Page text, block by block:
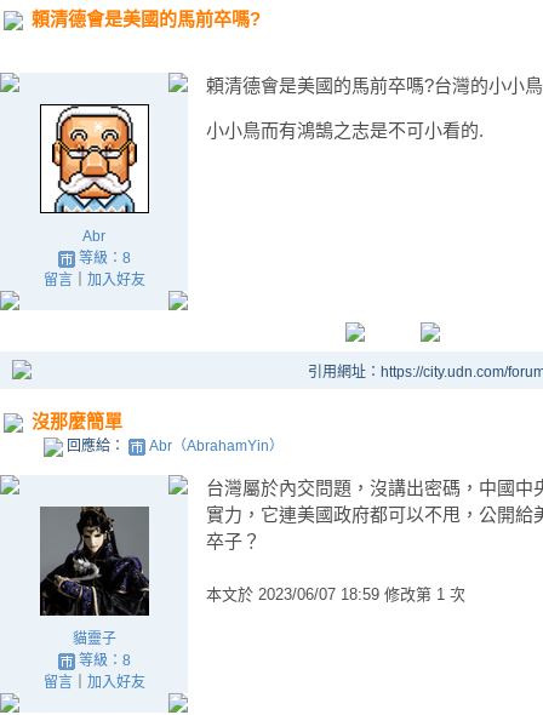
頼清德會是美國的馬前卒嗎?
Abr
等級：8
留言｜ 加入好友
頼清德會是美國的馬前卒嗎?台灣的小小
小小鳥而有鴻鵠之志是不可小看的.
引用網址：https://city.udn.com/
沒那麼簡單
回應給： Abr（AbrahamYin）
貓靈子
等級：8
留言｜ 加入好友
台灣屬於內交問題，沒講出密碼，中國
實力，它連美國政府都可以不甩，公開
卒子？
本文於 2023/06/07 18:59 修改第 1 次